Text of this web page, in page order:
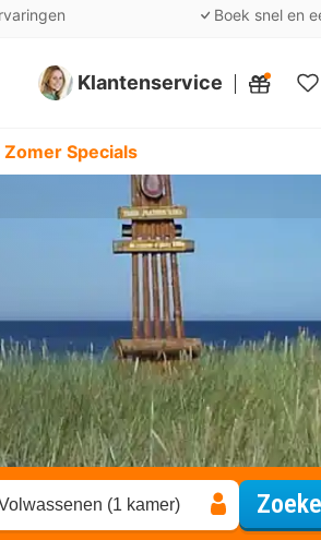
Boek snel en
Klantenservice
Specials
(1 kamer)